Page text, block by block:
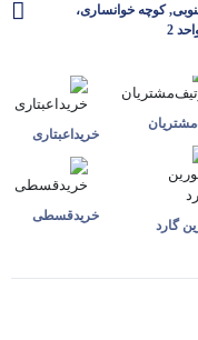
کوچه خوانساری،
خرید‌اعبتاری
خرید‌قسطی